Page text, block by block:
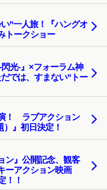
”一人旅！『ハングオ
トークショー
閃光-』×フォーラム神
では、すまない”トー
！ ラブアクション
』初日決定！
ン』公開記念、観客
ーアクション映画
！！